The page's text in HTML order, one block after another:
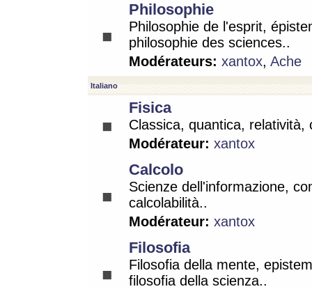
Philosophie
Philosophie de l'esprit,
philosophie des sciences..
Modérateurs: xantox, Ache
Italiano
Fisica
Classica, quantica, relatività,
Modérateur: xantox
Calcolo
Scienze dell'informazione,
calcolabilità..
Modérateur: xantox
Filosofia
Filosofia della mente,
filosofia della scienza..